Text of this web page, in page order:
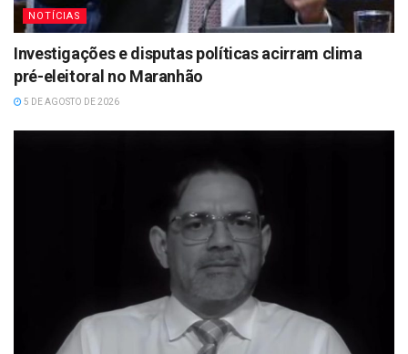
NOTÍCIAS
Investigações e disputas políticas acirram clima
pré-eleitoral no Maranhão
5 DE AGOSTO DE 2026